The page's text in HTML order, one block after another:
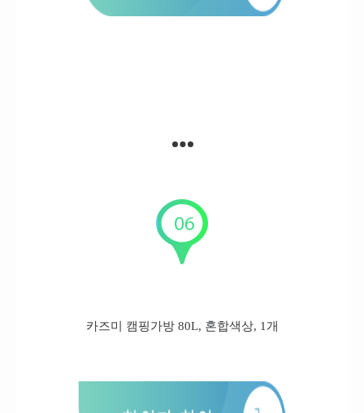
카즈미 캠핑가방 80L, 혼합색상, 1개